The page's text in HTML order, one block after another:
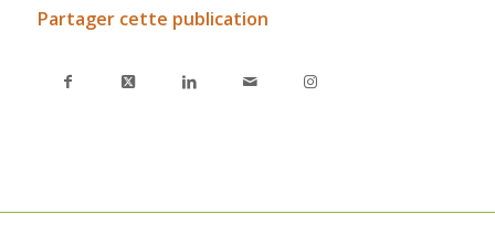
Partager cette publication